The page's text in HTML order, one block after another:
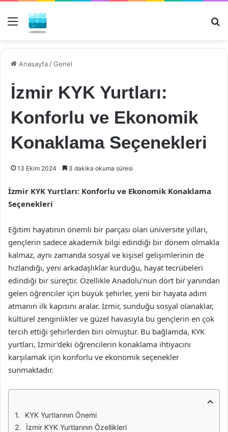
Menü
Anasayfa /Genel
İzmir KYK Yurtları:
Konforlu ve Ekonomik
Konaklama Seçenekleri
13 Ekim 2024 3 dakika okuma süresi
İzmir KYK Yurtları: Konforlu ve Ekonomik Konaklama
Seçenekleri
Eğitim hayatının önemli bir parçası olan üniversite yılları,
gençlerin sadece akademik bilgi edindiği bir dönem olmakla
kalmaz, aynı zamanda sosyal ve kişisel gelişimlerinin de
hızlandığı, yeni arkadaşlıklar kurduğu, hayat tecrübeleri
edindiği bir süreçtir. Özellikle Anadolu’nun dört bir yanından
gelen öğrenciler için büyük şehirler, yeni bir hayata adım
atmanın ilk kapısını aralar. İzmir, sunduğu sosyal olanaklar,
kültürel zenginlikler ve güzel havasıyla bu gençlerin en çok
tercih ettiği şehirlerden biri olmuştur. Bu bağlamda, KYK
yurtları, İzmir’deki öğrencilerin konaklama ihtiyacını
karşılamak için konforlu ve ekonomik seçenekler
sunmaktadır.
KYK Yurtlarının Önemi
İzmir KYK Yurtlarının Özellikleri